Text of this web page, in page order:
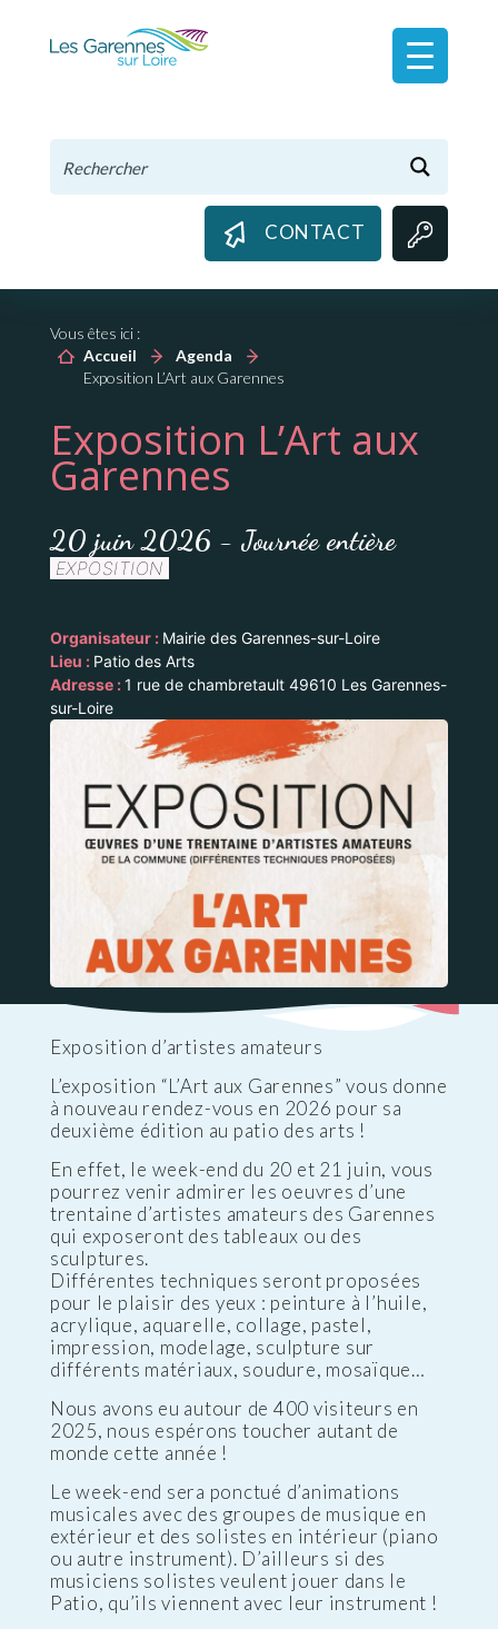
CONTACT
Vous êtes ici :
Accueil
Agenda
Exposition L’Art aux Garennes
Exposition L’Art aux
Garennes
20 juin 2026 - Journée entière
EXPOSITION
Organisateur : Mairie des Garennes-sur-Loire
Lieu : Patio des Arts
Adresse :1 rue de chambretault 49610 Les Garennes-
sur-Loire
Exposition d’artistes amateurs
L’exposition “L’Art aux Garennes” vous donne
à nouveau rendez-vous en 2026 pour sa
deuxième édition au patio des arts !
En effet, le week-end du 20 et 21 juin, vous
pourrez venir admirer les oeuvres d’une
trentaine d’artistes amateurs des Garennes
qui exposeront des tableaux ou des
sculptures.
Différentes techniques seront proposées
pour le plaisir des yeux : peinture à l’huile,
acrylique, aquarelle, collage, pastel,
impression, modelage, sculpture sur
différents matériaux, soudure, mosaïque…
Nous avons eu autour de 400 visiteurs en
2025, nous espérons toucher autant de
monde cette année !
Le week-end sera ponctué d’animations
musicales avec des groupes de musique en
extérieur et des solistes en intérieur (piano
ou autre instrument). D’ailleurs si des
musiciens solistes veulent jouer dans le
Patio, qu’ils viennent avec leur instrument !